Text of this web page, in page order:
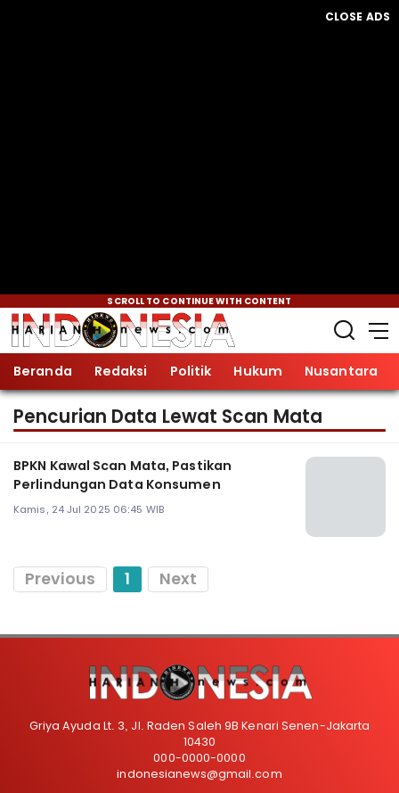
CLOSE ADS
SCROLL TO CONTINUE WITH CONTENT
Beranda Redaksi Politik Hukum Nusantara
Pencurian Data Lewat Scan Mata
BPKN Kawal Scan Mata, Pastikan
Perlindungan Data Konsumen
Kamis, 24 Jul 2025 06:45 WIB
Previous 1 Next
Griya Ayuda Lt. 3, Jl. Raden Saleh 9B Kenari Senen-Jakarta
10430
000-0000-0000
indonesianews@gmail.com